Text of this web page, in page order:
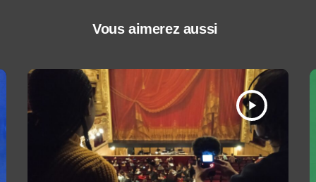
Vous aimerez aussi
play_arrow